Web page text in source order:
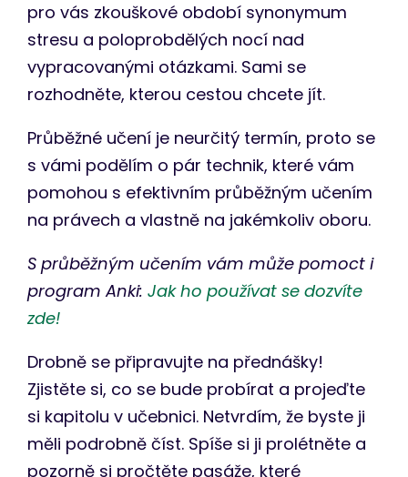
pro vás zkouškové období synonymum
stresu a poloprobdělých nocí nad
vypracovanými otázkami. Sami se
rozhodněte, kterou cestou chcete jít.
Průběžné učení je neurčitý termín, proto se
s vámi podělím o pár technik, které vám
pomohou s efektivním průběžným učením
na právech a vlastně na jakémkoliv oboru.
S průběžným učením vám může pomoct i
program Anki:Jak ho používat se dozvíte
zde!
Drobně se připravujte na přednášky!
Zjistěte si, co se bude probírat a projeďte
si kapitolu v učebnici. Netvrdím, že byste ji
měli podrobně číst. Spíše si ji prolétněte a
pozorně si pročtěte pasáže, které